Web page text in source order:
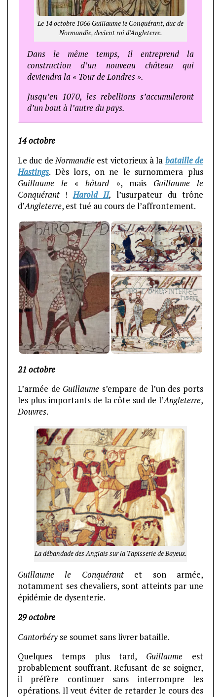
Le 14 octobre 1066 Guillaume le Conquérant, duc de
Normandie, devient roi d’Angleterre.
Dans le même temps, il entreprend la
construction d’un nouveau château qui
deviendra la « Tour de Londres ».
Jusqu’en 1070, les rebellions s’accumuleront
d’un bout à l’autre du pays.
14 octobre
Le duc deNormandie est victorieux à la bataille de
Hastings. Dès lors, on ne le surnommera plus
Guillaume le «bâtard », mais Guillaume le
Conquérant !Harold II, l’usurpateur du trône
d’Angleterre, est tué au cours de l’affrontement.
21 octobre
L’armée de Guillaume s’empare de l’un des ports
les plus importants de la côte sud de l’Angleterre,
Douvres.
La débandade des Anglais sur la Tapisserie de Bayeux.
Guillaume le Conquérantet son armée,
notamment ses chevaliers, sont atteints par une
épidémie de dysenterie.
29 octobre
Cantorbéry se soumet sans livrer bataille.
Quelques temps plus tard, Guillaume est
probablement souffrant. Refusant de se soigner,
il préfère continuer sans interrompre les
opérations. Il veut éviter de retarder le cours des